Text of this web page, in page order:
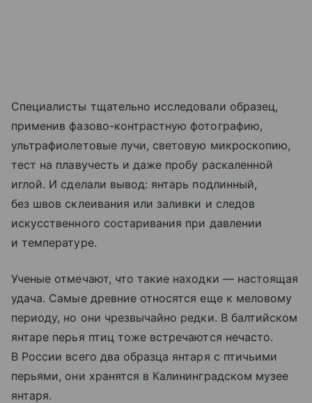
Специалисты тщательно исследовали образец,
применив фазово-контрастную фотографию,
ультрафиолетовые лучи, световую микроскопию,
тест на плавучесть и даже пробу раскаленной
иглой. И сделали вывод: янтарь подлинный,
без швов склеивания или заливки и следов
искусственного состаривания при давлении
и температуре.
Ученые отмечают, что такие находки — настоящая
удача. Самые древние относятся еще к меловому
периоду, но они чрезвычайно редки. В балтийском
янтаре перья птиц тоже встречаются нечасто.
В России всего два образца янтаря с птичьими
перьями, они хранятся в Калининградском музее
янтаря.